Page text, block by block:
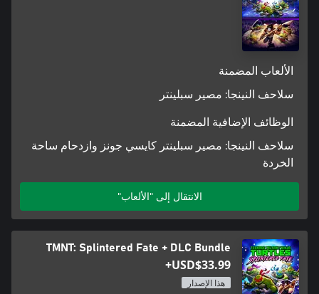
الألعاب المضمنة
سلاحف النينجا: مصير سبلينتر
الوظائف الإضافية المضمنة
سلاحف النينجا: مصير سبلينتر كايسي جونز وازدحام ساحة
الخردة
الانتقال إلى "الألعاب"
TMNT: Splintered Fate + DLC Bundle
USD$33.99+
هذا الإصدار